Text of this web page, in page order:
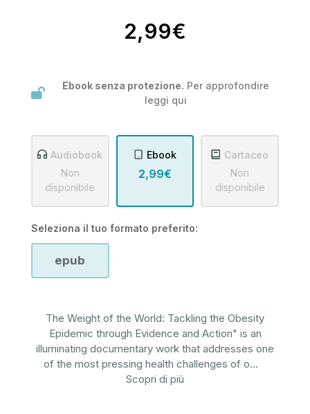
2,99€
Ebook senza protezione. Per approfondire
leggi qui
Audiobook
Non
disponibile
Ebook
2,99€
Cartaceo
Non
disponibile
Seleziona il tuo formato preferito:
epub
The Weight of the World: Tackling the Obesity
Epidemic through Evidence and Action" is an
illuminating documentary work that addresses one
of the most pressing health challenges of o...
Scopri di più